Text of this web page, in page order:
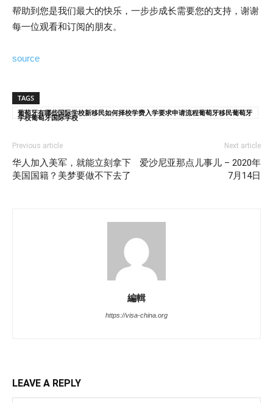
帮助到您是我们最大的快乐，一步步成长需要您的支持，谢谢
每一位观看和订阅的朋友。
source
TAGS
葡萄牙有哪些国际学校新移民如何择校学费入学要求申请流程葡萄牙移民葡萄牙
学校葡萄牙国际学校
Previous article
华人加入美军，就能立刻拿下
美国国籍？美梦要做不下去了
Next article
爱沙尼亚那点儿事儿 – 2020年
7月14日
編輯
https://visa-china.org
LEAVE A REPLY